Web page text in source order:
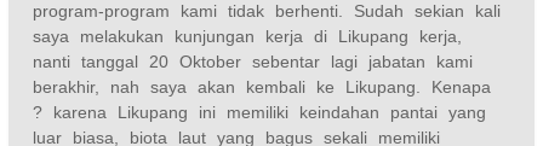
program-program kami tidak berhenti. Sudah sekian kali
saya melakukan kunjungan kerja di Likupang kerja,
nanti tanggal 20 Oktober sebentar lagi jabatan kami
berakhir, nah saya akan kembali ke Likupang. Kenapa
? karena Likupang ini memiliki keindahan pantai yang
luar biasa, biota laut yang bagus sekali memiliki